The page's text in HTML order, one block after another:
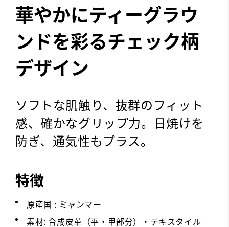
華やかにティーグラウ
ンドを彩る​チェック柄
デザイン
ソフトな肌触り、抜群のフィット
感、確かなグリップ力。日焼けを
防ぎ、通気性もプラス。
特徴
原産国 : ミャンマー
素材: 合成皮革（平・甲部分）・テキスタイル